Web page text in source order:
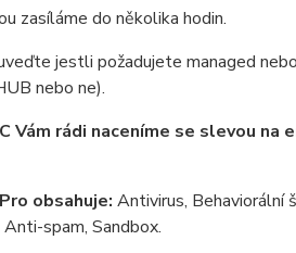
zasíláme do několika hodin.
jestli požadujete managed
nebo ne).
Vám rádi naceníme se slevou na
obsahuje: Antivirus, Behaviorální
spam, Sandbox.